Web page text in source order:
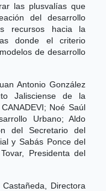
las plusvalías que
del desarrollo
recursos hacia la
donde el criterio
de desarrollo
Antonio González
Jalisciense de la
Noé Saúl
Urbano; Aldo
del Secretario del
y Sabás Ponce del
Presidenta del
Directora